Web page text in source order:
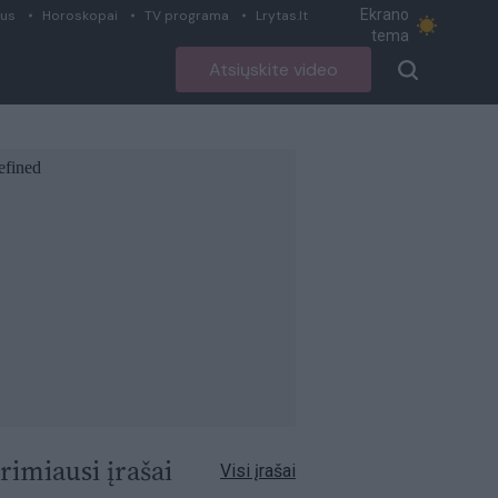
Horoskopai TV programa Lrytas.lt
Ekrano
tema
Atsiųskite video
įrašai Visi įrašai